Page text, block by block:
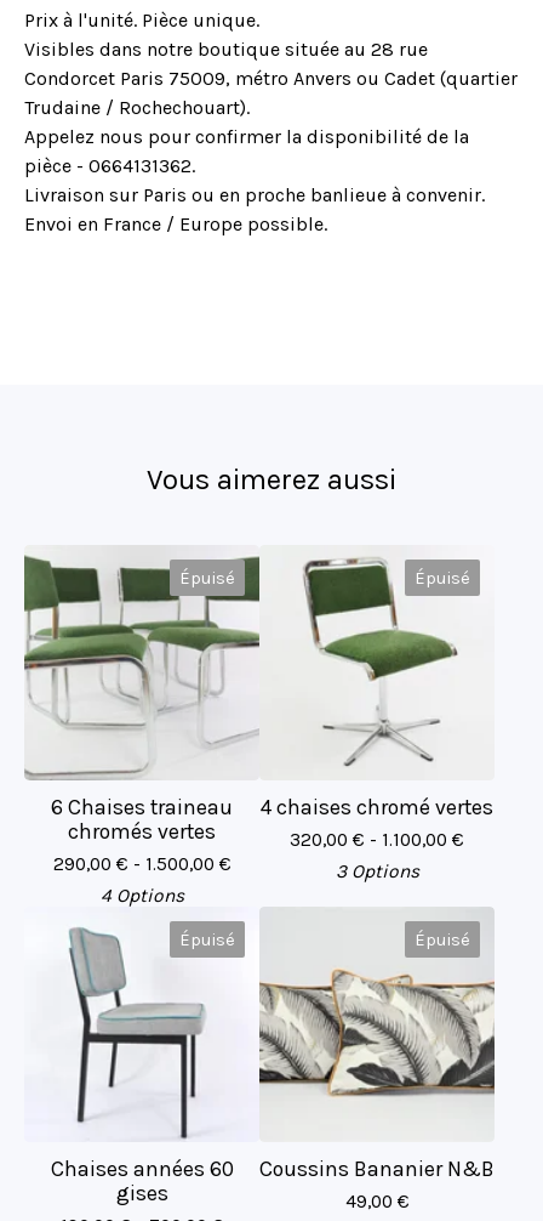
Prix à l'unité. Pièce unique.
Visibles dans notre boutique située au 28 rue
Condorcet Paris 75009, métro Anvers ou Cadet (quartier
Trudaine / Rochechouart).
Appelez nous pour confirmer la disponibilité de la
pièce - 0664131362.
Livraison sur Paris ou en proche banlieue à convenir.
Envoi en France / Europe possible.
Vous aimerez aussi
Épuisé
6 Chaises traineau
chromés vertes
290,00 € - 1.500,00 €
4 Options
Épuisé
4 chaises chromé vertes
320,00 € - 1.100,00 €
3 Options
Épuisé
Chaises années 60
gises
Épuisé
Coussins Bananier N&B
49,00 €